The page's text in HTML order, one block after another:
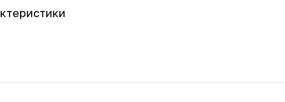
высотой
емкости с